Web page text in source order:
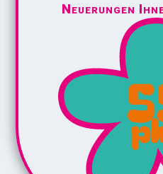
Neuerungen